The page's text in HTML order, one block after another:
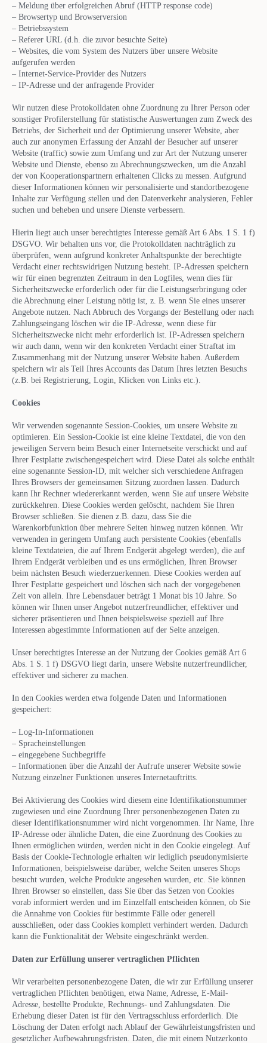
– Meldung über erfolgreichen Abruf (HTTP response code)
– Browsertyp und Browserversion
– Betriebssystem
– Referer URL (d.h. die zuvor besuchte Seite)
– Websites, die vom System des Nutzers über unsere Website
aufgerufen werden
– Internet-Service-Provider des Nutzers
– IP-Adresse und der anfragende Provider
Wir nutzen diese Protokolldaten ohne Zuordnung zu Ihrer Person oder
sonstiger Profilerstellung für statistische Auswertungen zum Zweck des
Betriebs, der Sicherheit und der Optimierung unserer Website, aber
auch zur anonymen Erfassung der Anzahl der Besucher auf unserer
Website (traffic) sowie zum Umfang und zur Art der Nutzung unserer
Website und Dienste, ebenso zu Abrechnungszwecken, um die Anzahl
der von Kooperationspartnern erhaltenen Clicks zu messen. Aufgrund
dieser Informationen können wir personalisierte und standortbezogene
Inhalte zur Verfügung stellen und den Datenverkehr analysieren, Fehler
suchen und beheben und unsere Dienste verbessern.
Hierin liegt auch unser berechtigtes Interesse gemäß Art 6 Abs. 1 S. 1 f)
DSGVO. Wir behalten uns vor, die Protokolldaten nachträglich zu
überprüfen, wenn aufgrund konkreter Anhaltspunkte der berechtigte
Verdacht einer rechtswidrigen Nutzung besteht. IP-Adressen speichern
wir für einen begrenzten Zeitraum in den Logfiles, wenn dies für
Sicherheitszwecke erforderlich oder für die Leistungserbringung oder
die Abrechnung einer Leistung nötig ist, z. B. wenn Sie eines unserer
Angebote nutzen. Nach Abbruch des Vorgangs der Bestellung oder nach
Zahlungseingang löschen wir die IP-Adresse, wenn diese für
Sicherheitszwecke nicht mehr erforderlich ist. IP-Adressen speichern
wir auch dann, wenn wir den konkreten Verdacht einer Straftat im
Zusammenhang mit der Nutzung unserer Website haben. Außerdem
speichern wir als Teil Ihres Accounts das Datum Ihres letzten Besuchs
(z.B. bei Registrierung, Login, Klicken von Links etc.).
Cookies
Wir verwenden sogenannte Session-Cookies, um unsere Website zu
optimieren. Ein Session-Cookie ist eine kleine Textdatei, die von den
jeweiligen Servern beim Besuch einer Internetseite verschickt und auf
Ihrer Festplatte zwischengespeichert wird. Diese Datei als solche enthält
eine sogenannte Session-ID, mit welcher sich verschiedene Anfragen
Ihres Browsers der gemeinsamen Sitzung zuordnen lassen. Dadurch
kann Ihr Rechner wiedererkannt werden, wenn Sie auf unsere Website
zurückkehren. Diese Cookies werden gelöscht, nachdem Sie Ihren
Browser schließen. Sie dienen z.B. dazu, dass Sie die
Warenkorbfunktion über mehrere Seiten hinweg nutzen können. Wir
verwenden in geringem Umfang auch persistente Cookies (ebenfalls
kleine Textdateien, die auf Ihrem Endgerät abgelegt werden), die auf
Ihrem Endgerät verbleiben und es uns ermöglichen, Ihren Browser
beim nächsten Besuch wiederzuerkennen. Diese Cookies werden auf
Ihrer Festplatte gespeichert und löschen sich nach der vorgegebenen
Zeit von allein. Ihre Lebensdauer beträgt 1 Monat bis 10 Jahre. So
können wir Ihnen unser Angebot nutzerfreundlicher, effektiver und
sicherer präsentieren und Ihnen beispielsweise speziell auf Ihre
Interessen abgestimmte Informationen auf der Seite anzeigen.
Unser berechtigtes Interesse an der Nutzung der Cookies gemäß Art 6
Abs. 1 S. 1 f) DSGVO liegt darin, unsere Website nutzerfreundlicher,
effektiver und sicherer zu machen.
In den Cookies werden etwa folgende Daten und Informationen
gespeichert:
– Log-In-Informationen
– Spracheinstellungen
– eingegebene Suchbegriffe
– Informationen über die Anzahl der Aufrufe unserer Website sowie
Nutzung einzelner Funktionen unseres Internetauftritts.
Bei Aktivierung des Cookies wird diesem eine Identifikationsnummer
zugewiesen und eine Zuordnung Ihrer personenbezogenen Daten zu
dieser Identifikationsnummer wird nicht vorgenommen. Ihr Name, Ihre
IP-Adresse oder ähnliche Daten, die eine Zuordnung des Cookies zu
Ihnen ermöglichen würden, werden nicht in den Cookie eingelegt. Auf
Basis der Cookie-Technologie erhalten wir lediglich pseudonymisierte
Informationen, beispielsweise darüber, welche Seiten unseres Shops
besucht wurden, welche Produkte angesehen wurden, etc. Sie können
Ihren Browser so einstellen, dass Sie über das Setzen von Cookies
vorab informiert werden und im Einzelfall entscheiden können, ob Sie
die Annahme von Cookies für bestimmte Fälle oder generell
ausschließen, oder dass Cookies komplett verhindert werden. Dadurch
kann die Funktionalität der Website eingeschränkt werden.
Daten zur Erfüllung unserer vertraglichen Pflichten
Wir verarbeiten personenbezogene Daten, die wir zur Erfüllung unserer
vertraglichen Pflichten benötigen, etwa Name, Adresse, E-Mail-
Adresse, bestellte Produkte, Rechnungs- und Zahlungsdaten. Die
Erhebung dieser Daten ist für den Vertragsschluss erforderlich. Die
Löschung der Daten erfolgt nach Ablauf der Gewährleistungsfristen und
gesetzlicher Aufbewahrungsfristen. Daten, die mit einem Nutzerkonto